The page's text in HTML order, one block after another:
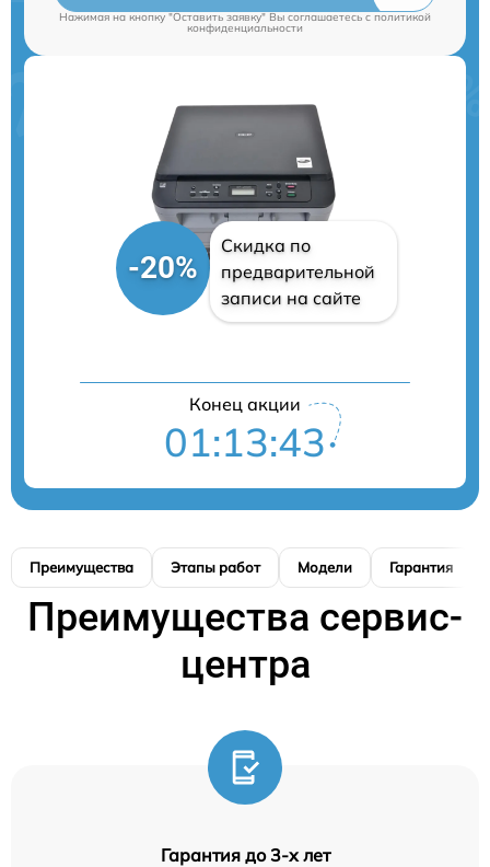
Нажимая на кнопку "Оставить заявку" Вы соглашаетесь cполитикой
конфиденциальности
-20%
Скидка по
предварительной
записи на сайте
Конец акции
01:13:42
Преимущества Этапы работ Модели Гарантия
Преимущества сервис-
центра
Гарантия до 3-х лет